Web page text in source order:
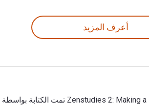
أعرف المزيد